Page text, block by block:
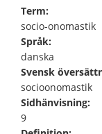
Term:
socio-onomastik
Språk:
danska
Svensk
socioonomastik
Sidhänvisning:
9